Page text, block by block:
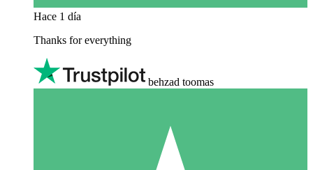
Hace 1 día
Thanks for everything
behzad toomas